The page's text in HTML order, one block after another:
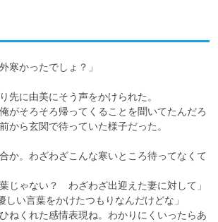
寒かったでしょ？」
先に由美にそう声をかけられた。
がそろそろ帰ってくることを聞いてたんだろ
から玄関で待っていた様子だった。
か。わざわざこんな寒いところ待ってなくて
じゃない？　わざわざ出迎えた妻に対して」
しい言葉をかけたつもりなんだけどな」
ねくれた感情表現ね。わかりにくいったらあ